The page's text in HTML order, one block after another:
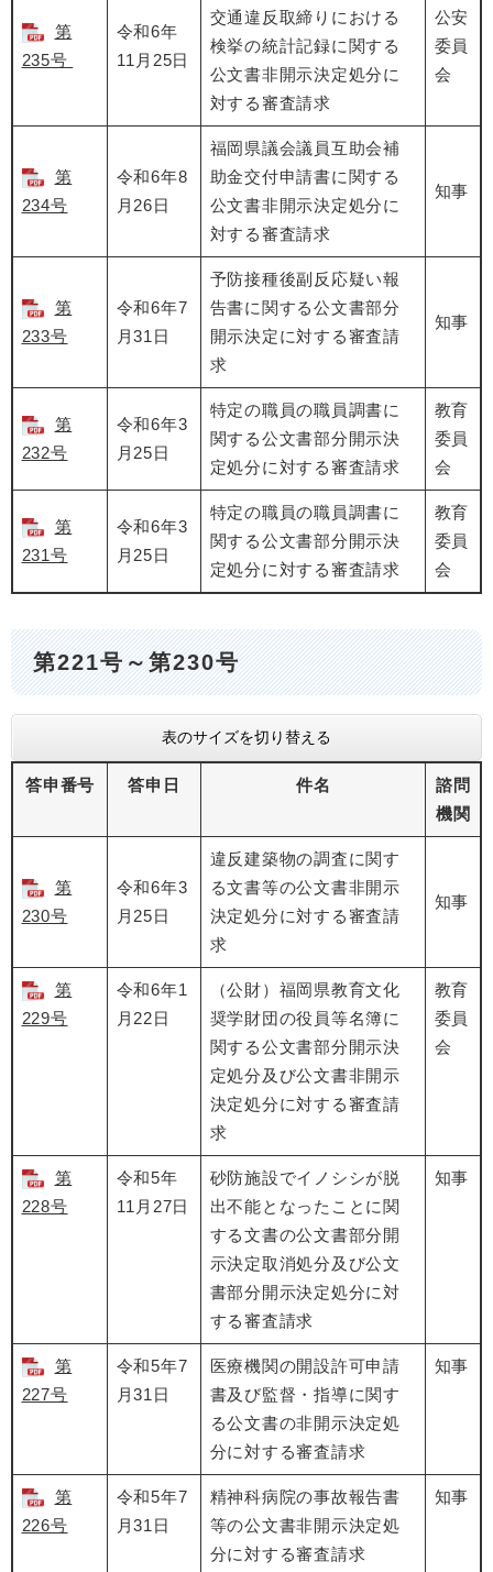
第
235号
令和6年
11月25日
交通違反取締りにおける
検挙の統計記録に関する
公文書非開示決定処分に
対する審査請求
公安
委員
会
第
234号
令和6年8
月26日
福岡県議会議員互助会補
助金交付申請書に関する
公文書非開示決定処分に
対する審査請求
知事
第
233号
令和6年7
月31日
予防接種後副反応疑い報
告書に関する公文書部分
開示決定に対する審査請
求
知事
第
232号
令和6年3
月25日
特定の職員の職員調書に
関する公文書部分開示決
定処分に対する審査請求
教育
委員
会
第
231号
令和6年3
月25日
特定の職員の職員調書に
関する公文書部分開示決
定処分に対する審査請求
教育
委員
会
第221号～第230号
表のサイズを切り替える
答申番号 答申日 件名
諮問
機関
第
230号
令和6年3
月25日
違反建築物の調査に関す
る文書等の公文書非開示
決定処分に対する審査請
求
知事
第
229号
令和6年1
月22日
（公財）福岡県教育文化
奨学財団の役員等名簿に
関する公文書部分開示決
定処分及び公文書非開示
決定処分に対する審査請
求
教育
委員
会
第
228号
令和5年
11月27日
砂防施設でイノシシが脱
出不能となったことに関
する文書の公文書部分開
示決定取消処分及び公文
書部分開示決定処分に対
する審査請求
知事
第
227号
令和5年7
月31日
医療機関の開設許可申請
書及び監督・指導に関す
る公文書の非開示決定処
分に対する審査請求
知事
第
226号
令和5年7
月31日
精神科病院の事故報告書
等の公文書非開示決定処
分に対する審査請求
知事